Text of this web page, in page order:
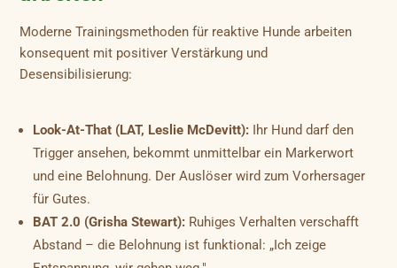
Moderne Trainingsmethoden für reaktive Hunde arbeiten
konsequent mit positiver Verstärkung und
Desensibilisierung:
Look-At-That (LAT, Leslie McDevitt): Ihr Hund darf den
Trigger ansehen, bekommt unmittelbar ein Markerwort
und eine Belohnung. Der Auslöser wird zum Vorhersager
für Gutes.
BAT 2.0 (Grisha Stewart): Ruhiges Verhalten verschafft
Abstand – die Belohnung ist funktional: „Ich zeige